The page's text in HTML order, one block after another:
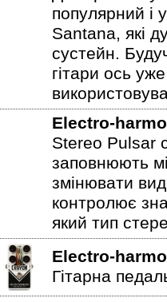
Electro-
Дісторшн /
популярний і
Santana, які
сустейн.
гітари ось
Electro-
Stereo Pulsar
заповнюють
змінювати
контролює
який тип